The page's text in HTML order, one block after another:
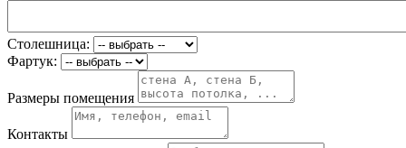
Столешница:
Фартук:
Размеры помещения
Контакты